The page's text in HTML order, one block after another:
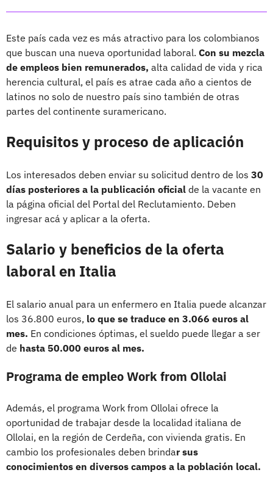
Este país cada vez es más atractivo para los colombianos
que buscan una nueva oportunidad laboral. Con su mezcla
de empleos bien remunerados, alta calidad de vida y rica
herencia cultural, el país es atrae cada año a cientos de
latinos no solo de nuestro país sino también de otras
partes del continente suramericano.
Requisitos y proceso de aplicación
Los interesados deben enviar su solicitud dentro de los 30
días posteriores a la publicación oficial de la vacante en
la página oficial del Portal del Reclutamiento. Deben
ingresar acá y aplicar a la oferta.
Salario y beneficios de la oferta
laboral en Italia
El salario anual para un enfermero en Italia puede alcanzar
los 36.800 euros, lo que se traduce en 3.066 euros al
mes. En condiciones óptimas, el sueldo puede llegar a ser
de hasta 50.000 euros al mes.
Programa de empleo Work from Ollolai
Además, el programa Work from Ollolai ofrece la
oportunidad de trabajar desde la localidad italiana de
Ollolai, en la región de Cerdeña, con vivienda gratis. En
cambio los profesionales deben brindar sus
conocimientos en diversos campos a la población local.